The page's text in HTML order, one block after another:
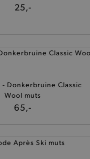
25,-
- Donkerbruine Classic
Wool muts
65,-